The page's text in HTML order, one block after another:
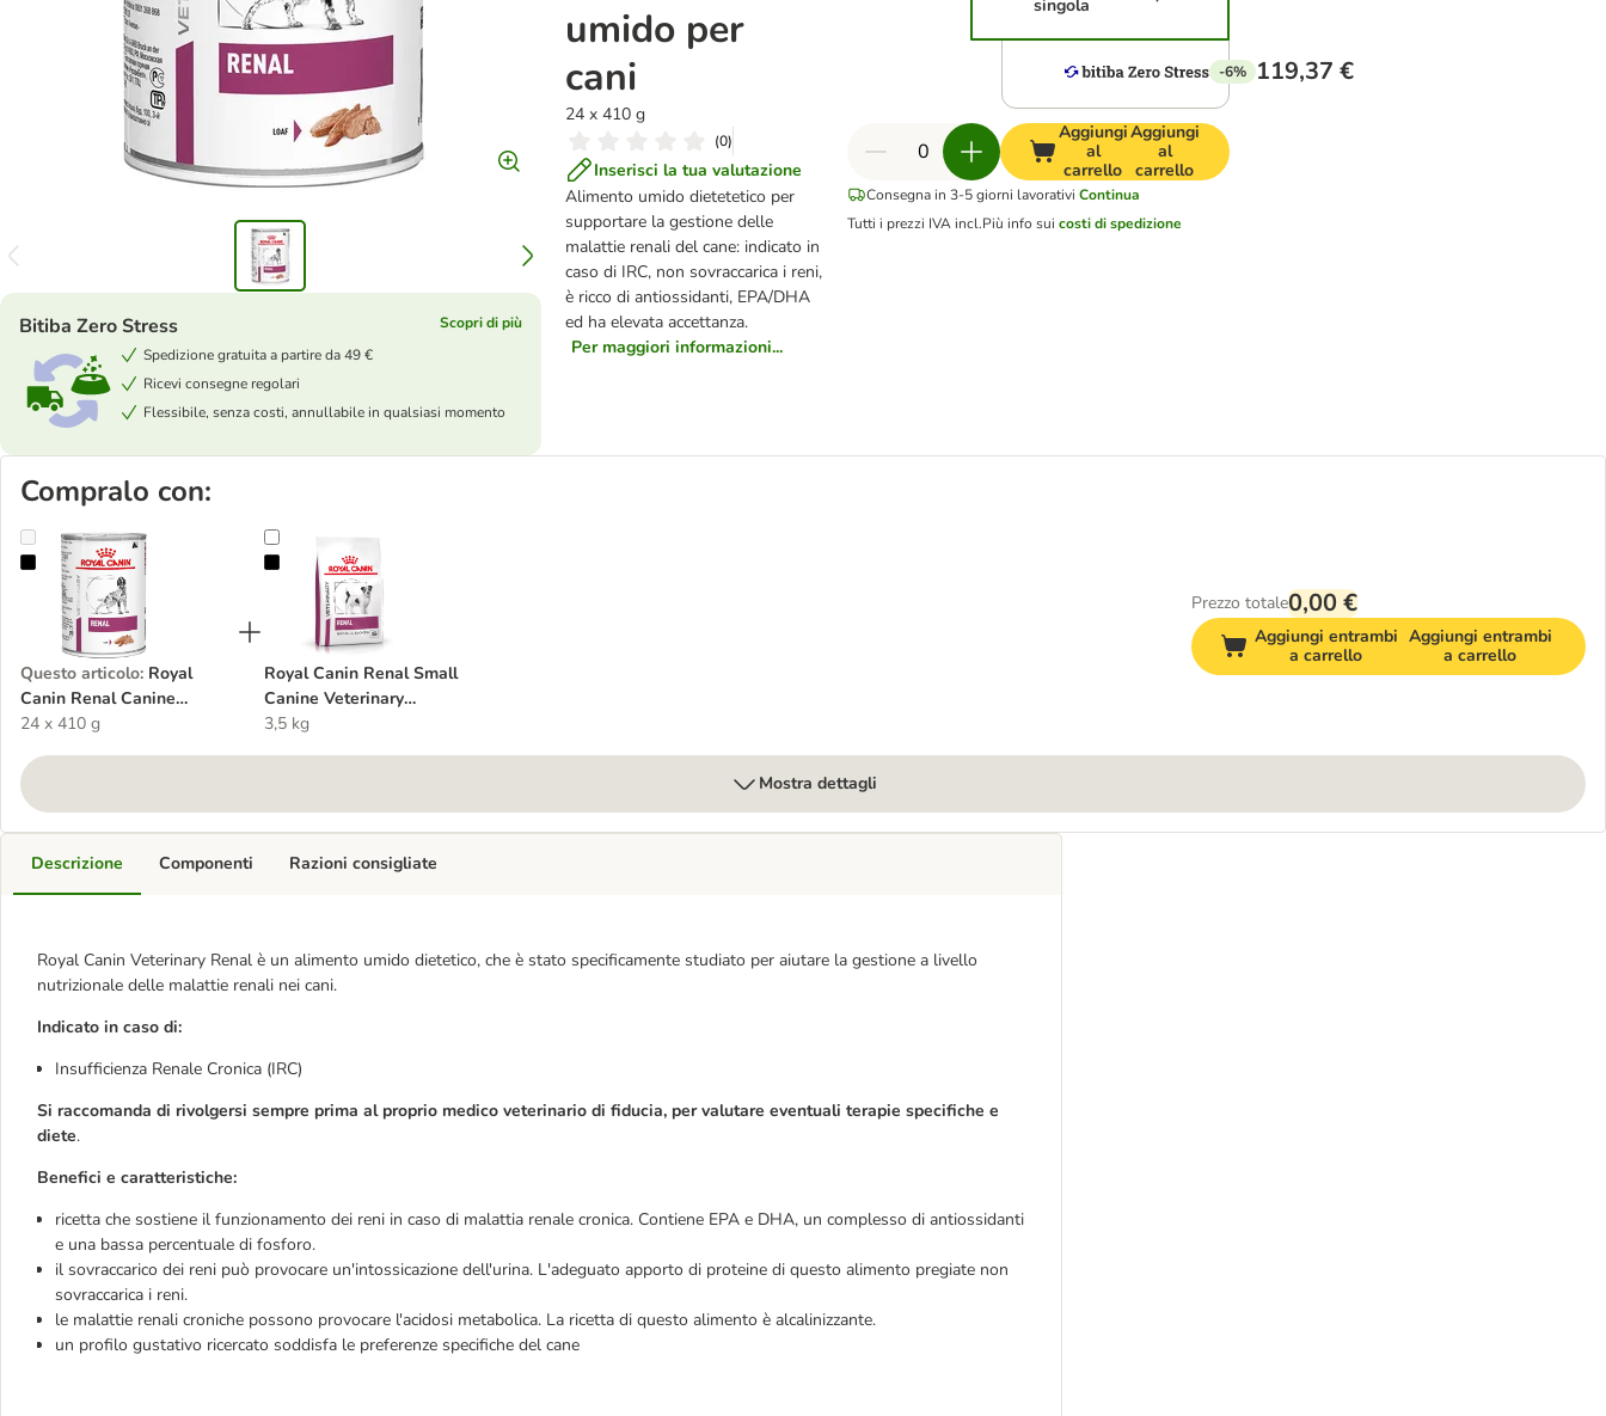
umido per
cani
24 x 410 g
(0)
Inserisci la tua valutazione
Alimento umido dietetetico per
supportare la gestione delle
malattie renali del cane: indicato in
caso di IRC, non sovraccarica i reni,
è ricco di antiossidanti, EPA/DHA
ed ha elevata accettanza.
Per maggiori informazioni...
Bitiba Zero Stress
Scopri di più
Spedizione gratuita a partire da 49 €
Ricevi consegne regolari
Flessibile, senza costi, annullabile in qualsiasi momento
singola
-6% 119,37 €
Aggiungi
al
carrello
Aggiungi
al
carrello
Consegna in 3-5 giorni lavorativi Continua
Tutti i prezzi IVA incl.Più info sui costi di spedizione
Compralo con:
Royal Canin Renal Canine Veterinary Mousse umido per cani
Questo articolo: Royal
Canin Renal Canine
Veterinary Mousse umido
24 x 410 g
Royal Canin Renal Small Canine Veterinary Crocchette per cani
Royal Canin Renal Small
Canine Veterinary
Crocchette per cani
3,5 kg
Prezzo totale0,00 €
Aggiungi entrambi
a carrello
Aggiungi entrambi
a carrello
Mostra dettagli
Descrizione
Royal Canin Veterinary Renal è un alimento umido dietetico, che è stato specificamente studiato per aiutare la gestione a livello
nutrizionale delle malattie renali nei cani.
Indicato in caso di:
Insufficienza Renale Cronica (IRC)
Si raccomanda di rivolgersi sempre prima al proprio medico veterinario di fiducia, per valutare eventuali terapie specifiche e
diete.
Benefici e caratteristiche:
ricetta che sostiene il funzionamento dei reni in caso di malattia renale cronica. Contiene EPA e DHA, un complesso di antiossidanti
e una bassa percentuale di fosforo.
il sovraccarico dei reni può provocare un'intossicazione dell'urina. L'adeguato apporto di proteine di questo alimento pregiate non
sovraccarica i reni.
le malattie renali croniche possono provocare l'acidosi metabolica. La ricetta di questo alimento è alcalinizzante.
un profilo gustativo ricercato soddisfa le preferenze specifiche del cane
Componenti Razioni consigliate